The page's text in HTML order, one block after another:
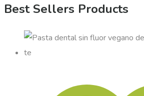
Best Sellers Products